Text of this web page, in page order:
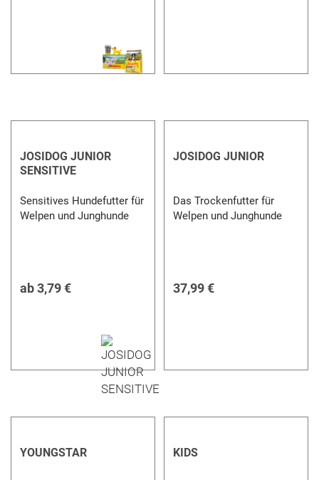
JOSIDOG JUNIOR
SENSITIVE
Sensitives Hundefutter für
Welpen und Junghunde
ab3,79 €
JOSIDOG JUNIOR
Das Trockenfutter für
Welpen und Junghunde
37,99 €
YOUNGSTAR KIDS